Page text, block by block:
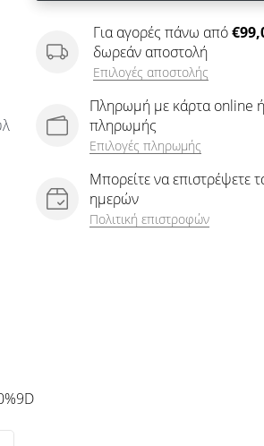
Για αγορές πάνω από
δωρεάν αποστολή
Επιλογές αποστολής
Πληρωμή με κάρτα online
πληρωμής
Επιλογές πληρωμής
Μπορείτε να επιστρέψετε
ημερών
Πολιτική επιστροφών